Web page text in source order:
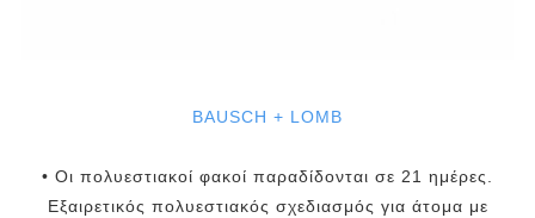
BAUSCH + LOMB
• Οι πολυεστιακοί φακοί παραδίδονται σε 21 ημέρες.
Εξαιρετικός πολυεστιακός σχεδιασμός για άτομα με